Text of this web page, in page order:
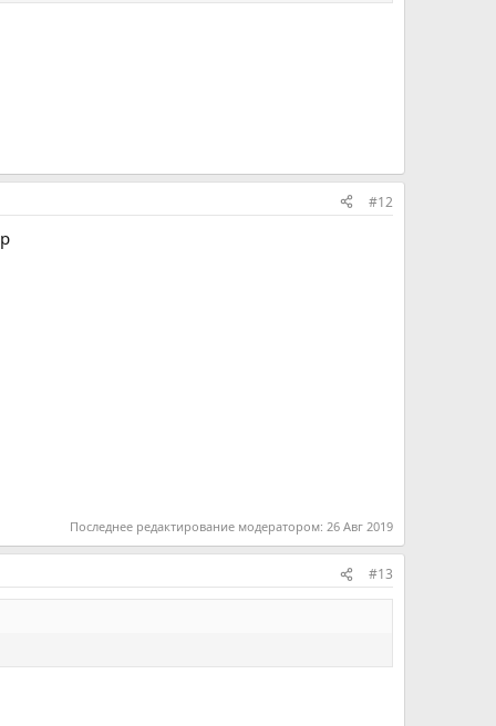
#12
Последнее редактирование модератором: 26 Авг 2019
#13